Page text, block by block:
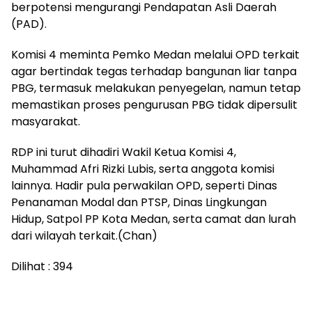
berpotensi mengurangi Pendapatan Asli Daerah
(PAD).
Komisi 4 meminta Pemko Medan melalui OPD terkait
agar bertindak tegas terhadap bangunan liar tanpa
PBG, termasuk melakukan penyegelan, namun tetap
memastikan proses pengurusan PBG tidak dipersulit
masyarakat.
RDP ini turut dihadiri Wakil Ketua Komisi 4,
Muhammad Afri Rizki Lubis, serta anggota komisi
lainnya. Hadir pula perwakilan OPD, seperti Dinas
Penanaman Modal dan PTSP, Dinas Lingkungan
Hidup, Satpol PP Kota Medan, serta camat dan lurah
dari wilayah terkait.(Chan)
Dilihat : 394